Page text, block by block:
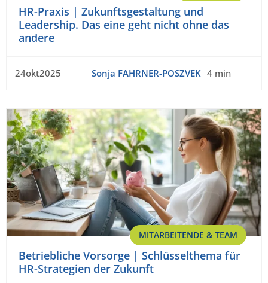
HR-Praxis | Zukunftsgestaltung und
Leadership. Das eine geht nicht ohne das
andere
24okt2025 Sonja FAHRNER-POSZVEK 4 min
MITARBEITENDE & TEAM
Betriebliche Vorsorge | Schlüsselthema für
HR-Strategien der Zukunft